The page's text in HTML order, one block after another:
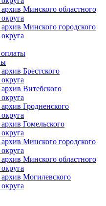
Минского областного
Минского городского
Брестского
Витебского
Гродненского
Гомельского
Минского городского
Минского областного
Могилевского